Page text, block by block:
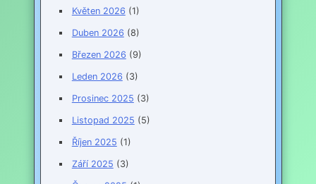
Květen 2026 (1)
Duben 2026 (8)
Březen 2026 (9)
Leden 2026 (3)
Prosinec 2025 (3)
Listopad 2025 (5)
Říjen 2025 (1)
Září 2025 (3)